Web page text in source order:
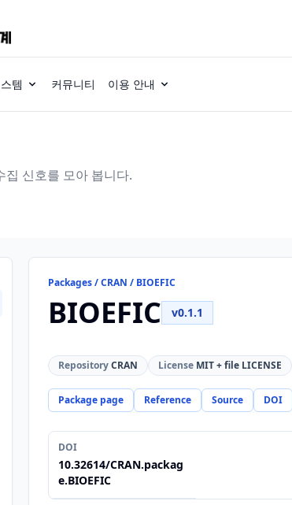
템 커뮤니티 이용 안내
집 신호를 모아 봅니다.
Packages / CRAN / BIOEFIC
BIOEFIC v0.1.1
RepositoryCRAN License MIT + file LICENSE
Package page Reference Source DOI
DOI
10.32614/CRAN.packag
e.BIOEFIC